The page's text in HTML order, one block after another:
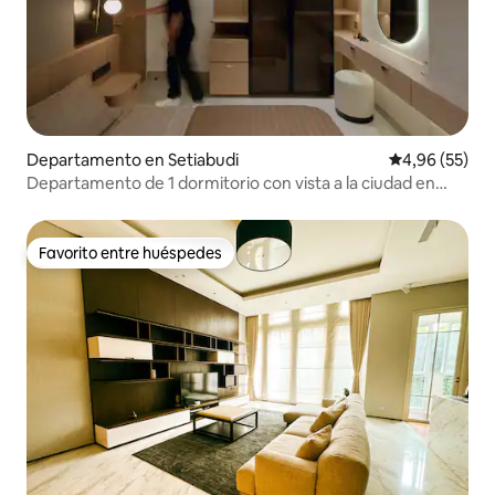
Departamento en Setiabudi Calificación
4,96 (55)
Departamento de 1 dormitorio con vista a la ciudad en
Favorito entre huéspedes
Favorito entre huéspedes